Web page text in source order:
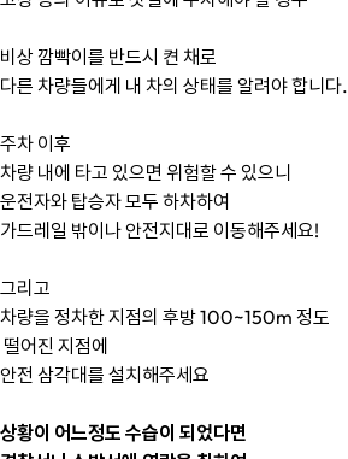
비상 깜빡이를 반드시 켠 채로
다른 차량들에게 내 차의 상태를 알려야 합니다.
주차 이후
차량 내에 타고 있으면 위험할 수 있으니
운전자와 탑승자 모두 하차하여
가드레일 밖이나 안전지대로 이동해주세요!
그리고
차량을 정차한 지점의 후방 100~150m 정도
떨어진 지점에
안전 삼각대를 설치해주세요
상황이 어느정도 수습이 되었다면